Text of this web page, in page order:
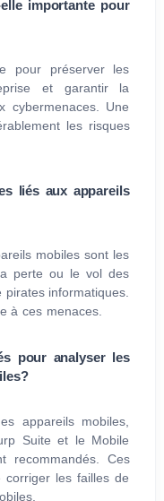
importante pour
pour préserver les
et garantir la
cybermenaces. Une
les risques
liés aux appareils
mobiles sont les
perte ou le vol des
informatiques.
à ces menaces.
pour analyser les
appareils mobiles,
Suite et le Mobile
recommandés. Ces
les failles de